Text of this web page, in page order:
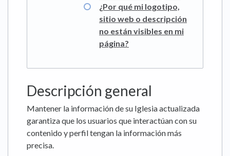
¿Por qué mi logotipo,
sitio web o descripción
no están visibles en mi
página?
Descripción general
Mantener la información de su Iglesia actualizada
garantiza que los usuarios que interactúan con su
contenido y perfil tengan la información más
precisa.